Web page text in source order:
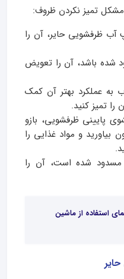
تمیز نکردن ظروف:
ظرفشویی حایر، آن را
شده باشد، آن را تعویض
به عملکرد بهتر آن کمک
تمیز کنید.
پایینی ظرفشویی، بازو
بیاورید و مواد غذایی را
مسدود شده است، آن را
استفاده از ماشین